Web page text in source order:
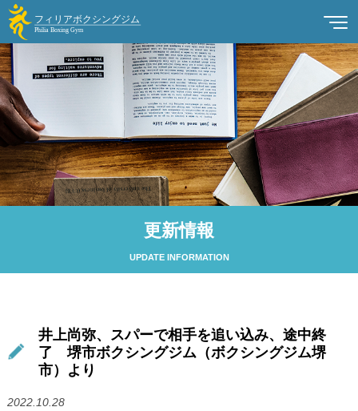
更新情報
UPDATE INFORMATION
井上尚弥、スパーで相手を追い込み、途中終
了 堺市ボクシングジム（ボクシングジム堺
市）より
2022.10.28